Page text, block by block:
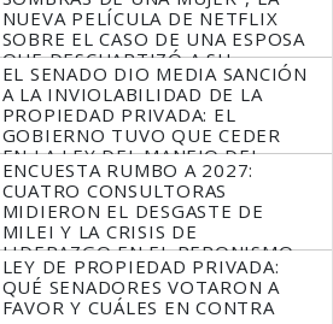
NUEVA PELÍCULA DE NETFLIX
SOBRE EL CASO DE UNA ESPOSA
QUE DESCUARTIZÓ A SU
MARIDO
EL SENADO DIO MEDIA SANCIÓN
A LA INVIOLABILIDAD DE LA
PROPIEDAD PRIVADA: EL
GOBIERNO TUVO QUE CEDER
EN LA LEY DEL MANEJO DEL
FUEGO
ENCUESTA RUMBO A 2027:
CUATRO CONSULTORAS
MIDIERON EL DESGASTE DE
MILEI Y LA CRISIS DE
LIDERAZGO EN EL PERONISMO
LEY DE PROPIEDAD PRIVADA:
QUÉ SENADORES VOTARON A
FAVOR Y CUÁLES EN CONTRA